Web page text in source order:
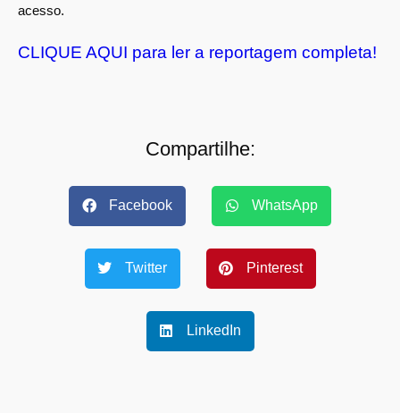
acesso.
CLIQUE AQUI para ler a reportagem completa!
Compartilhe:
Facebook WhatsApp
Twitter Pinterest
LinkedIn